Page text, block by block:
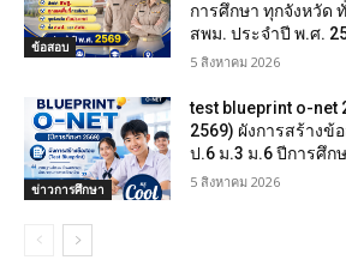
ข้อสอบ
การศึกษา ทุกจังหวัด
สพม. ประจำปี พ.ศ.
5 สิงหาคม 2026
ข่าวการศึกษา
test blueprint o-net
2569) ผังการสร้างข้
ป.6 ม.3 ม.6 ปีการศึ
5 สิงหาคม 2026